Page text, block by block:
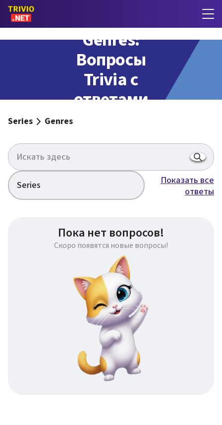
Genres:
Вопросы
Trivia с
ответами
Series Genres
Series
Показать все
ответы
Пока нет вопросов!
Скоро появятся новые вопросы!